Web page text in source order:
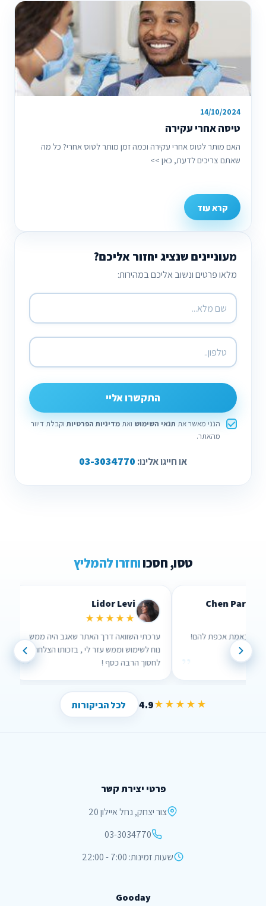
14/10/2024
טיסה אחרי עקירה
האם מותר לטוס אחרי עקירה וכמה זמן מותר לטוס אחרי? כל מה
שאתם צריכים לדעת, כאן >>
קרא עוד
מעוניינים שנציג יחזור אליכם?
מלאו פרטים ונשוב אליכם במהירות:
התקשרו אליי
הנני מאשר את תנאי השימוש ואתמדיניות הפרטיות וקבלת דיוור
מהאתר.
או חייגו אלינו: 03-3034770
טסו, חסכווחזרו להמליץ
Lidor Levi
★★★★★
ערכתי השוואה דרך האתר שאגב היה ממש
נוח לשימוש וממש עזר לי , בזכותו הצלחתי
לחסוך הרבה כסף !
”
Chen Parizer
שבאמת אכפת להם!
★★★★★
4.9 לכל הביקורות
פרטי יצירת קשר
צור יצחק, נחל איילון 20
03-3034770
שעות זמינות: 7:00 - 22:00
Gooday